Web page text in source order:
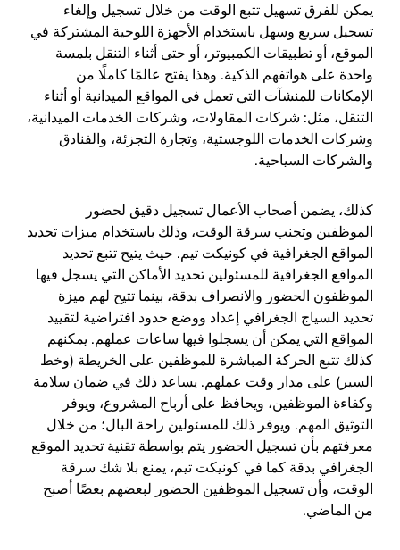
يمكن للفرق تسهيل تتبع الوقت من خلال تسجيل وإلغاء
تسجيل سريع وسهل باستخدام الأجهزة اللوحية المشتركة في
الموقع، أو تطبيقات الكمبيوتر، أو حتى أثناء التنقل بلمسة
واحدة على هواتفهم الذكية. وهذا يفتح عالمًا كاملًا من
الإمكانات للمنشآت التي تعمل في المواقع الميدانية أو أثناء
التنقل، مثل: شركات المقاولات، وشركات الخدمات الميدانية،
وشركات الخدمات اللوجستية، وتجارة التجزئة، والفنادق
والشركات السياحية.
كذلك، يضمن أصحاب الأعمال تسجيل دقيق لحضور
الموظفين وتجنب سرقة الوقت، وذلك باستخدام ميزات تحديد
المواقع الجغرافية في كونيكت تيم. حيث يتيح تتبع تحديد
المواقع الجغرافية للمسئولين تحديد الأماكن التي يسجل فيها
الموظفون الحضور والانصراف بدقة، بينما تتيح لهم ميزة
تحديد السياج الجغرافي إعداد ووضع حدود افتراضية لتقييد
المواقع التي يمكن أن يسجلوا فيها ساعات عملهم. يمكنهم
كذلك تتبع الحركة المباشرة للموظفين على الخريطة (وخط
السير) على مدار وقت عملهم. يساعد ذلك في ضمان سلامة
وكفاءة الموظفين، ويحافظ على أرباح المشروع، ويوفر
التوثيق المهم. ويوفر ذلك للمسئولين راحة البال؛ من خلال
معرفتهم بأن تسجيل الحضور يتم بواسطة تقنية تحديد الموقع
الجغرافي بدقة كما في كونيكت تيم، يمنع بلا شك سرقة
الوقت، وأن تسجيل الموظفين الحضور لبعضهم بعضًا أصبح
من الماضي.